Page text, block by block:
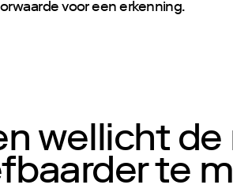
voor een erkenning.
wellicht de
te